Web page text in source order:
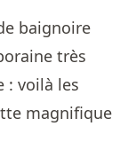
baignoire
très
: voilà les
magnifique